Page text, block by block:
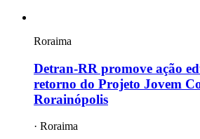
Roraima
Detran-RR promove ação
retorno do Projeto Jovem
Rorainópolis
· Roraima